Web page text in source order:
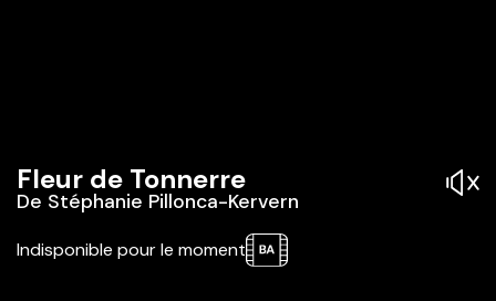
Fleur de Tonnerre
De Stéphanie Pillonca-Kervern
Indisponible pour le moment